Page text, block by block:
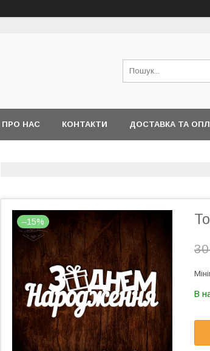
ПРО НАС КОНТАКТИ ДОСТАВКА ТА
–15%
В